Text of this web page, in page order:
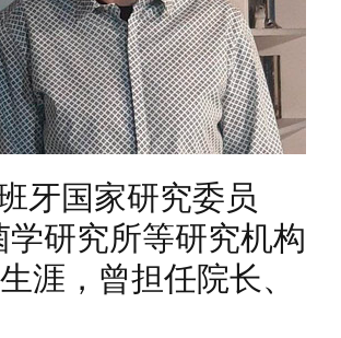
牙国家研究委员
研究所等研究机构
涯，曾担任院长、